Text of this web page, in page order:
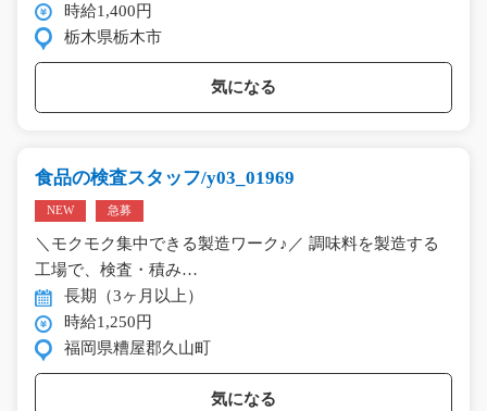
時給1,400円
栃木県栃木市
気になる
食品の検査スタッフ/y03_01969
NEW 急募
＼モクモク集中できる製造ワーク♪／ 調味料を製造する
工場で、検査・積み…
長期（3ヶ月以上）
時給1,250円
福岡県糟屋郡久山町
気になる